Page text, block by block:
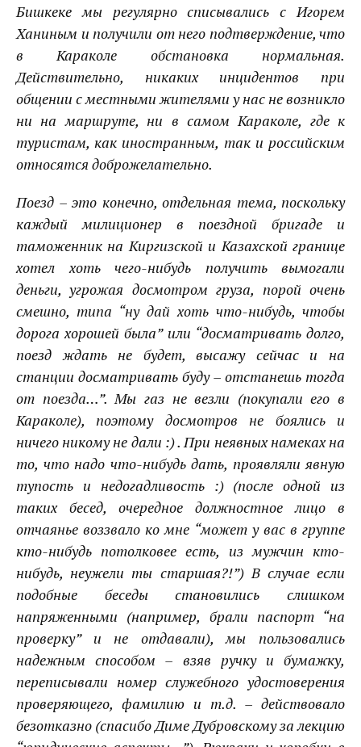
Бишкеке мы регулярно списывались с Игорем
Ханиным и получили от него подтверждение, что
в Караколе обстановка нормальная.
Действительно, никаких инцидентов при
общении с местными жителями у нас не возникло
ни на маршруте, ни в самом Караколе, где к
туристам, как иностранным, так и российским
относятся доброжелательно.
Поезд – это конечно, отдельная тема, поскольку
каждый милиционер в поездной бригаде и
таможенник на Киргизской и Казахской границе
хотел хоть чего-нибудь получить вымогали
деньги, угрожая досмотром груза, порой очень
смешно, типа “ну дай хоть что-нибудь, чтобы
дорога хорошей была” или “досматривать долго,
поезд ждать не будет, высажу сейчас и на
станции досматривать буду – отстанешь тогда
от поезда…”. Мы газ не везли (покупали его в
Караколе), поэтому досмотров не боялись и
ничего никому не дали :) . При неявных намеках на
то, что надо что-нибудь дать, проявляли явную
тупость и недогадливость :) (после одной из
таких бесед, очередное должностное лицо в
отчаянье воззвало ко мне “может у вас в группе
кто-нибудь потолковее есть, из мужчин кто-
нибудь, неужели ты старшая?!”) В случае если
подобные беседы становились слишком
напряженными (например, брали паспорт “на
проверку” и не отдавали), мы пользовались
надежным способом – взяв ручку и бумажку,
переписывали номер служебного удостоверения
проверяющего, фамилию и т.д. – действовало
безотказно (спасибо Диме Дубровскому за лекцию